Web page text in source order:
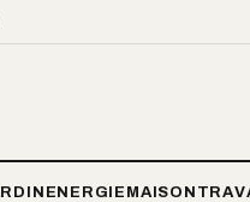
ENERGIE MAISON